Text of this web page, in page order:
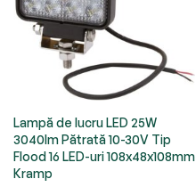
Lampă de lucru LED 25W
3040lm Pătrată 10-30V Tip
Flood 16 LED-uri 108x48x108mm
Kramp